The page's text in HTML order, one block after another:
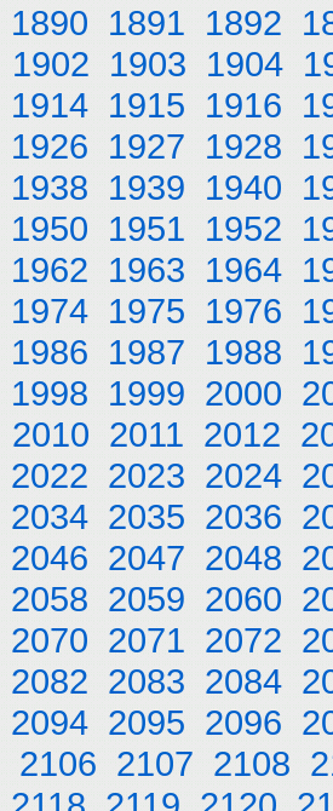
1890 1891 1892
1902 1903 1904
1914 1915 1916
1926 1927 1928
1938 1939 1940
1950 1951 1952
1962 1963 1964
1974 1975 1976
1986 1987 1988
1998 1999 2000
2010 2011 2012
2022 2023 2024
2034 2035 2036
2046 2047 2048
2058 2059 2060
2070 2071 2072
2082 2083 2084
2094 2095 2096
2106 2107 2108